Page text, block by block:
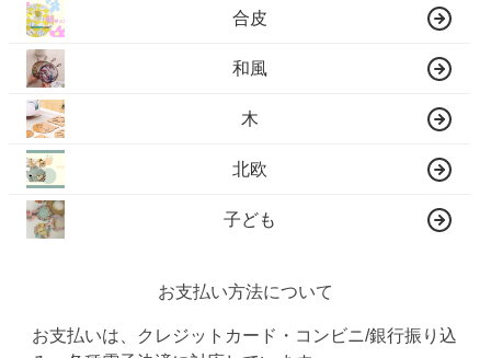
合皮
和風
木
北欧
子ども
お支払い方法について
お支払いは、クレジットカード・コンビニ/銀行振り込